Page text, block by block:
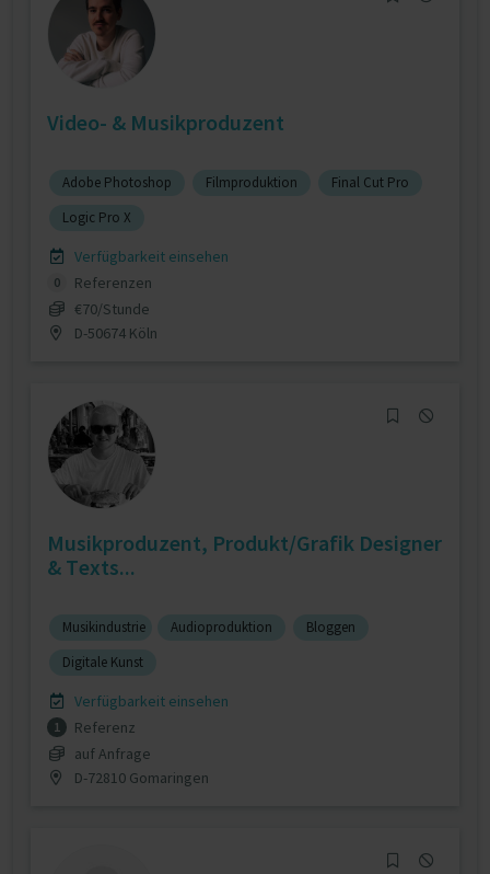
Video- & Musikproduzent
Adobe Photoshop Filmproduktion
Final Cut Pro
Logic Pro X
Verfügbarkeit einsehen
0
Referenzen
€70/Stunde
D-50674 Köln
Musikproduzent, Produkt/Grafik Designer
& Texts...
Musikindustrie Audioproduktion
Bloggen
Digitale Kunst
Verfügbarkeit einsehen
1
Referenz
auf Anfrage
D-72810 Gomaringen